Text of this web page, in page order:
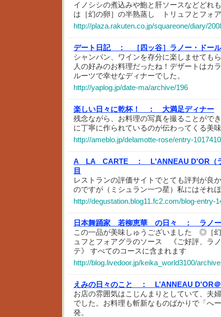
イノシシの煮込みや鮑と肝ソースなどどれ
は［幻の卵］の半熟蒸し トリュフとフォ
http://plaza.rakuten.co.jp/squareone/diary/
デート日記 ：
［四ッ谷］ラノー・ドール
シャンパン、ワインを存分に楽しませても
人の好みのお料理だったね！デザートはカ
ルーツで幸せなディナーでした。
http://yaplog.jp/date-ma/archive/196
楽しい日々に乾杯！ ：
大満足ディナー
残念ながら、お料理の写真を撮ることがで
に丁寧に作られているのが伝わってくる美
http://ameblo.jp/delamotte-rose/entry-
A LA CARTE ：
L'ANNEAU D'OR（
目
レストランの評価サイトでとても評判が良
のですが（ミシュラン一つ星）私にはそれ
http://degustation.blog11.fc2.com/blog-entry-
日本舞踊家 若柳恵華 の日々 ：
ラノ
この一品が美味しゅうございました ◎［
ュフとフォアグラのソース 《ご好評、ラ
テ》 すべてのコースに含まれます
http://blog.livedoor.jp/keika_world3100/
えみの日々のこと ：
L’ANNEAU D'OR
お店の雰囲気はこじんまりとしていて、夫
でした。お料理も斬新なものばかりで「へ
発。